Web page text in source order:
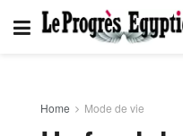
Home Mode de vie